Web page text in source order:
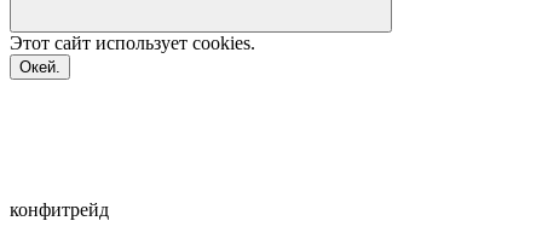
Этот сайт использует cookies.
Окей.
конфитрейд